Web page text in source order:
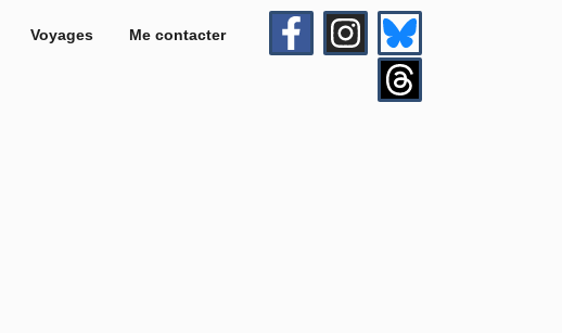
Voyages Me contacter